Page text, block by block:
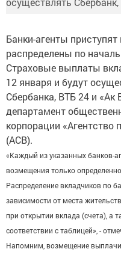
Банки-агенты
распределены по
Страховые выплаты
12 января и будут
Сбербанка, ВТБ 24 и «Ак
департамент
корпорации «Агентство
(АСВ).
«Каждый из указанных банков-
возмещения только
Распределение вкладчиков по
зависимости от места
при открытии вклада (счета), а
соответствии с таблицей», -
Напомним, возмещение